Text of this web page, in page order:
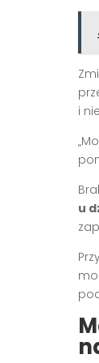
i
u